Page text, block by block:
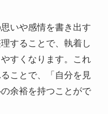
いや感情を書き出す
することで、執着し
すくなります。これ
ことで、「自分を見
余裕を持つことがで